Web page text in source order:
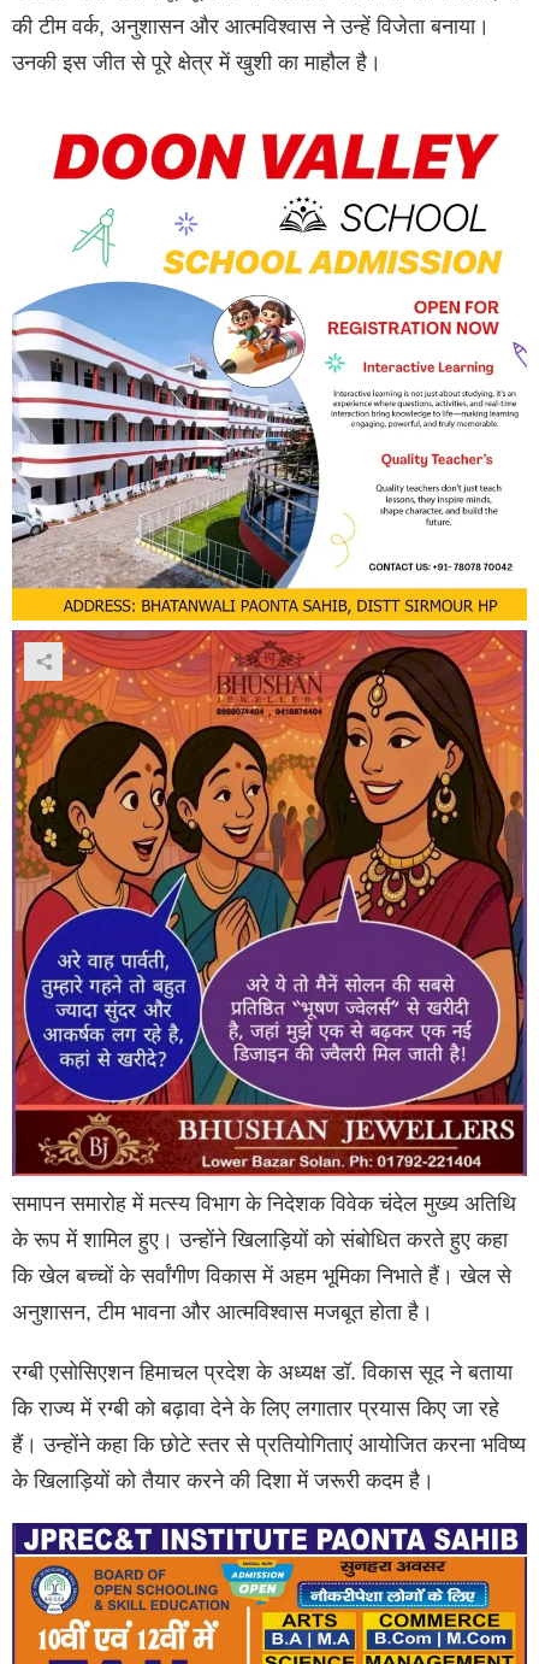
की टीम वर्क, अनुशासन और आत्मविश्वास ने उन्हें विजेता बनाया।
उनकी इस जीत से पूरे क्षेत्र में खुशी का माहौल है।
समापन समारोह में मत्स्य विभाग के निदेशक विवेक चंदेल मुख्य अतिथि
के रूप में शामिल हुए। उन्होंने खिलाड़ियों को संबोधित करते हुए कहा
कि खेल बच्चों के सर्वांगीण विकास में अहम भूमिका निभाते हैं। खेल से
अनुशासन, टीम भावना और आत्मविश्वास मजबूत होता है।
रग्बी एसोसिएशन हिमाचल प्रदेश के अध्यक्ष डॉ. विकास सूद ने बताया
कि राज्य में रग्बी को बढ़ावा देने के लिए लगातार प्रयास किए जा रहे
हैं। उन्होंने कहा कि छोटे स्तर से प्रतियोगिताएं आयोजित करना भविष्य
के खिलाड़ियों को तैयार करने की दिशा में जरूरी कदम है।